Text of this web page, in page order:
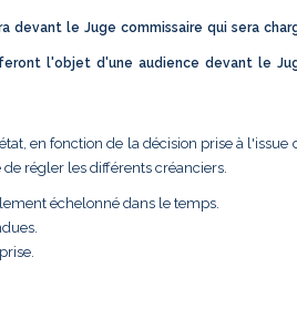
le Juge commissaire qui sera
l'objet d'une audience devant le
en fonction de la décision prise à l'issue
régler les différents créanciers.
échelonné dans le temps.